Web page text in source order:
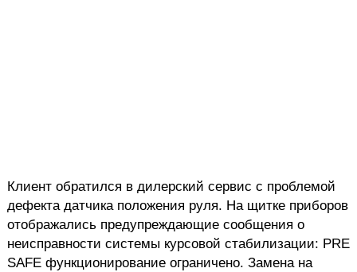
Клиент обратился в дилерский сервис с проблемой
дефекта датчика положения руля. На щитке приборов
отображались предупреждающие сообщения о
неисправности системы курсовой стабилизации: PRE
SAFE функционирование ограничено. Замена на